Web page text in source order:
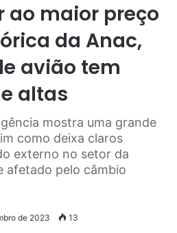
ao maior preço
da Anac,
avião tem
altas
mostra uma grande
como deixa claros
externo no setor da
afetado pelo câmbio
de 2023 13